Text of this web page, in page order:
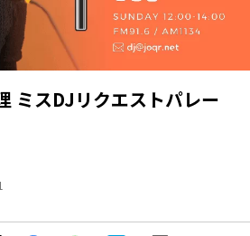
ミスDJリクエストパレー